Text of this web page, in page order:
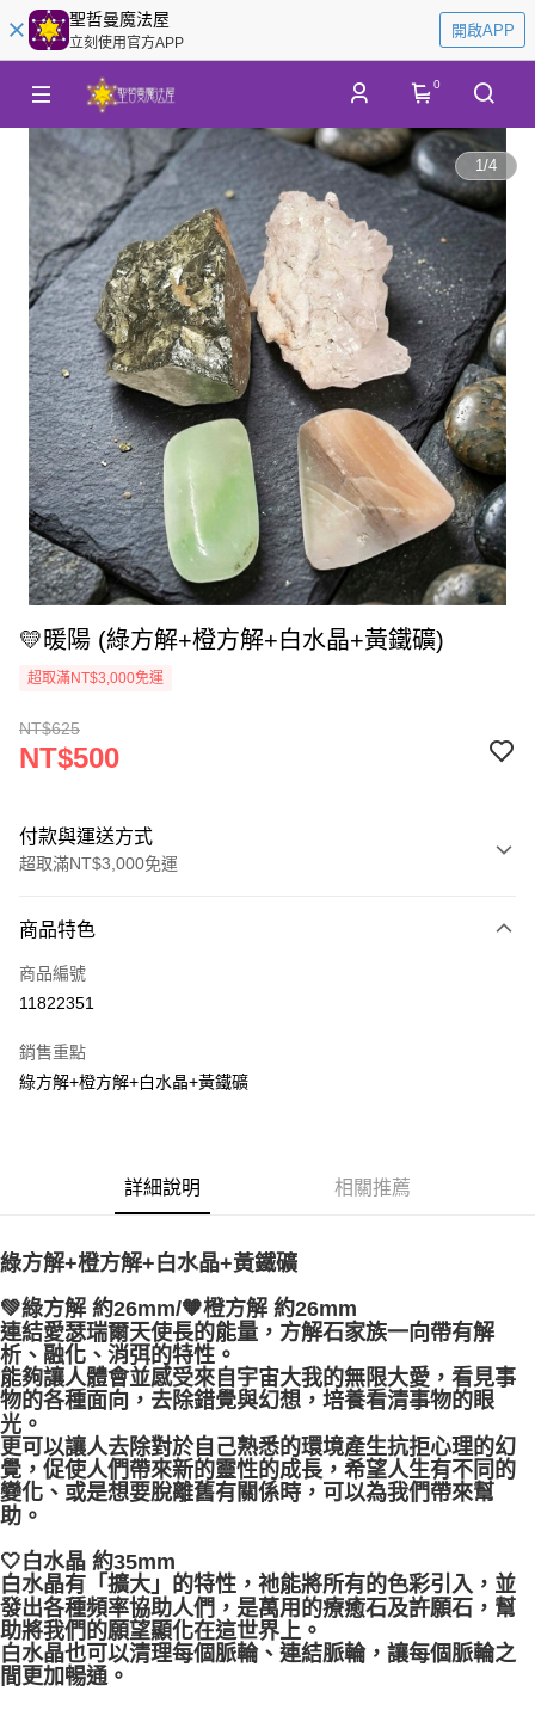
聖哲曼魔法屋
立刻使用官方APP
開啟APP
0
1/4
💛暖陽 (綠方解+橙方解+白水晶+黃鐵礦)
超取滿NT$3,000免運
NT$625
NT$500
付款與運送方式
超取滿NT$3,000免運
信用卡一次付款
超商取貨付款
Apple Pay
運送方式
全家取貨付款
每筆NT$80，滿NT$3,000(含以上)免運費
7-11取貨付款
每筆NT$80，滿NT$3,000(含以上)免運費
賣家宅配幫您送（台灣）
每筆NT$80，滿NT$3,000(含以上)免運費
每筆NT$80，滿NT$3,000(含以上)免運費
付款後門市自取
免運費
商品特色
商品編號
11822351
銷售重點
綠方解+橙方解+白水晶+黃鐵礦
詳細說明 相關推薦
綠方解+橙方解+白水晶+黃鐵礦
💚綠方解 約26mm/🧡橙方解 約26mm
連結愛瑟瑞爾天使長的能量，方解石家族一向帶有解
析、融化、消弭的特性。
能夠讓人體會並感受來自宇宙大我的無限大愛，看見事
物的各種面向，去除錯覺與幻想，培養看清事物的眼
光。
更可以讓人去除對於自己熟悉的環境產生抗拒心理的幻
覺，促使人們帶來新的靈性的成長，希望人生有不同的
變化、或是想要脫離舊有關係時，可以為我們帶來幫
助。
🤍白水晶 約35mm
白水晶有「擴大」的特性，祂能將所有的色彩引入，並
發出各種頻率協助人們，是萬用的療癒石及許願石，幫
助將我們的願望顯化在這世界上。
白水晶也可以清理每個脈輪、連結脈輪，讓每個脈輪之
間更加暢通。